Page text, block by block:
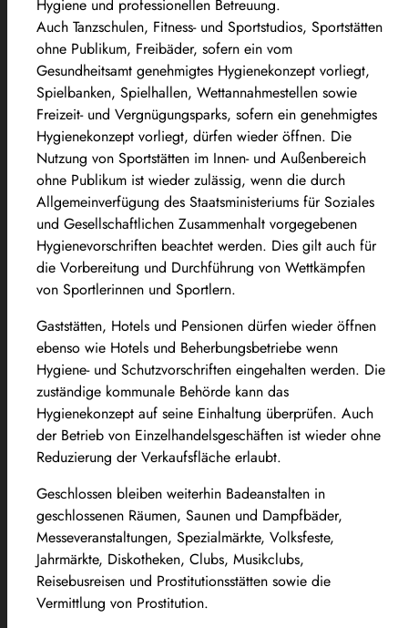
Hygiene und professionellen Betreuung.
Auch Tanzschulen, Fitness- und Sportstudios, Sportstätten
ohne Publikum, Freibäder, sofern ein vom
Gesundheitsamt genehmigtes Hygienekonzept vorliegt,
Spielbanken, Spielhallen, Wettannahmestellen sowie
Freizeit- und Vergnügungsparks, sofern ein genehmigtes
Hygienekonzept vorliegt, dürfen wieder öffnen. Die
Nutzung von Sportstätten im Innen- und Außenbereich
ohne Publikum ist wieder zulässig, wenn die durch
Allgemeinverfügung des Staatsministeriums für Soziales
und Gesellschaftlichen Zusammenhalt vorgegebenen
Hygienevorschriften beachtet werden. Dies gilt auch für
die Vorbereitung und Durchführung von Wettkämpfen
von Sportlerinnen und Sportlern.
Gaststätten, Hotels und Pensionen dürfen wieder öffnen
ebenso wie Hotels und Beherbungsbetriebe wenn
Hygiene- und Schutzvorschriften eingehalten werden. Die
zuständige kommunale Behörde kann das
Hygienekonzept auf seine Einhaltung überprüfen. Auch
der Betrieb von Einzelhandelsgeschäften ist wieder ohne
Reduzierung der Verkaufsfläche erlaubt.
Geschlossen bleiben weiterhin Badeanstalten in
geschlossenen Räumen, Saunen und Dampfbäder,
Messeveranstaltungen, Spezialmärkte, Volksfeste,
Jahrmärkte, Diskotheken, Clubs, Musikclubs,
Reisebusreisen und Prostitutionsstätten sowie die
Vermittlung von Prostitution.